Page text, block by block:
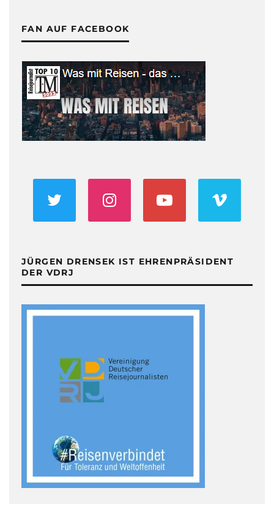
FAN AUF FACEBOOK
JÜRGEN DRENSEK IST EHRENPRÄSIDENT
DER VDRJ